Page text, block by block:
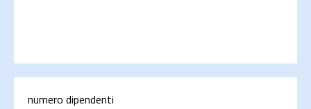
numero dipendenti